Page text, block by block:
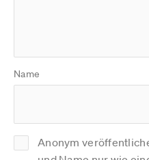
Name
Anonym